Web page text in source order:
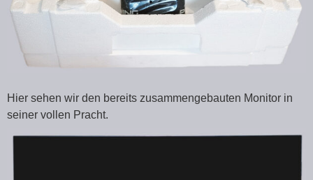
Hier sehen wir den bereits zusammengebauten Monitor in
seiner vollen Pracht.